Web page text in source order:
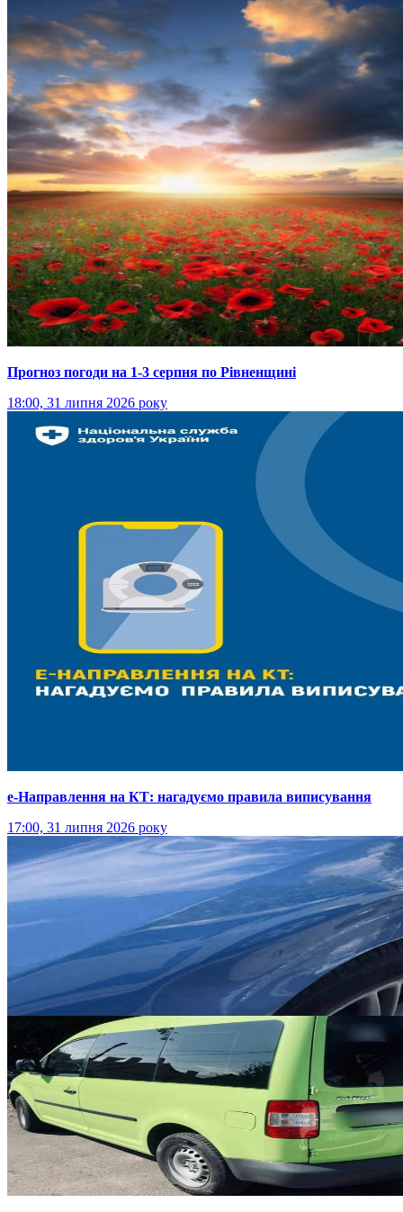
Прогноз погоди на 1-3 серпня по Рівненщині
18:00, 31 липня 2026 року
е-Направлення на КТ: нагадуємо правила виписування
17:00, 31 липня 2026 року